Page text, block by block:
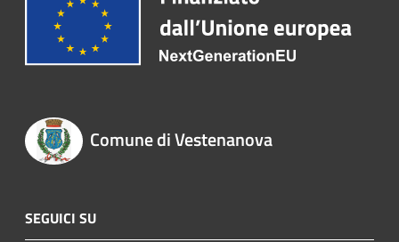
Comune di Vestenanova
SEGUICI SU